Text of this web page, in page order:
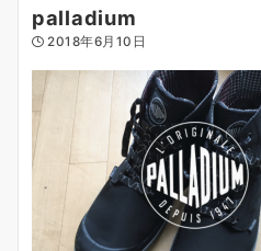
palladium
2018年6月10日